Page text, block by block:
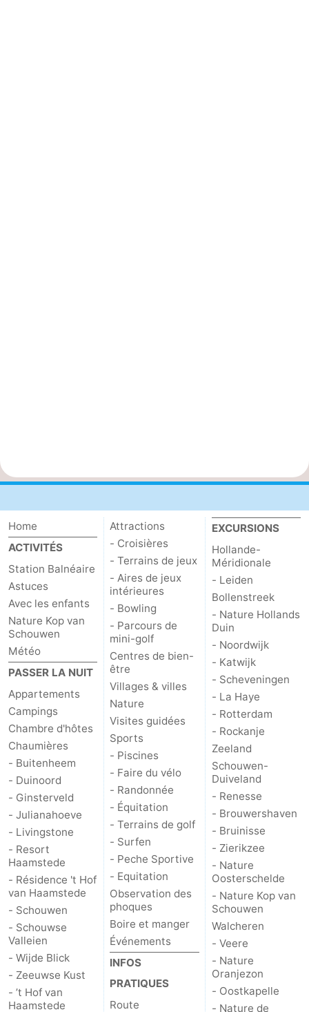
Home
ACTIVITÉS
Station Balnéaire
Astuces
Avec les enfants
Nature Kop van
Schouwen
Météo
PASSER LA NUIT
Appartements
Campings
Chambre d'hôtes
Chaumières
- Buitenheem
- Duinoord
- Ginsterveld
- Julianahoeve
- Livingstone
- Resort
Haamstede
- Résidence 't Hof
van Haamstede
- Schouwen
- Schouwse
Valleien
- Wijde Blick
- Zeeuwse Kust
- ’t Hof van
Haamstede
Attractions
- Croisières
- Terrains de jeux
- Aires de jeux
intérieures
- Bowling
- Parcours de
mini-golf
Centres de bien-
être
Villages & villes
Nature
Visites guidées
Sports
- Piscines
- Faire du vélo
- Randonnée
- Équitation
- Terrains de golf
- Surfen
- Peche Sportive
- Equitation
Observation des
phoques
Boire et manger
Événements
INFOS
PRATIQUES
Route
EXCURSIONS
Hollande-
Méridionale
- Leiden
Bollenstreek
- Nature Hollands
Duin
- Noordwijk
- Katwijk
- Scheveningen
- La Haye
- Rotterdam
- Rockanje
Zeeland
Schouwen-
Duiveland
- Renesse
- Brouwershaven
- Bruinisse
- Zierikzee
- Nature
Oosterschelde
- Nature Kop van
Schouwen
Walcheren
- Veere
- Nature
Oranjezon
- Oostkapelle
- Nature de